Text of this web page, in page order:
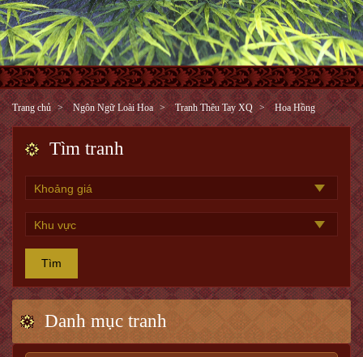
Trang chủ Ngôn Ngữ Loài Hoa Tranh Thêu Tay XQ Hoa Hồng
Tìm tranh
Tìm
Danh mục tranh